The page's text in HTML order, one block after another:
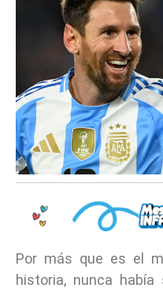
Por más que es el
historia, nunca